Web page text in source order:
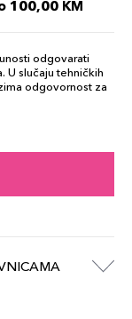
100,00 KM
odgovarati
U slučaju tehničkih
odgovornost za